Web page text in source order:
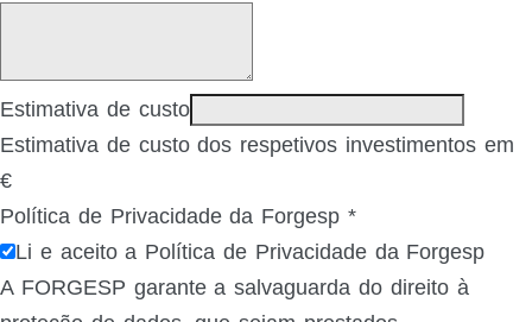
Estimativa de custo
Estimativa de custo dos respetivos investimentos em
€
Política de Privacidade da Forgesp *
Li e aceito a Política de Privacidade da Forgesp
A FORGESP garante a salvaguarda do direito à